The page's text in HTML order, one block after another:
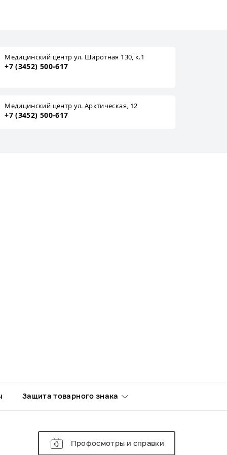
Медицинский центр ул. Широтная 130, к.1
+7 (3452) 500-617
Медицинский центр ул. Арктическая, 12
+7 (3452) 500-617
Защита товарного знака
Профосмотры и справки